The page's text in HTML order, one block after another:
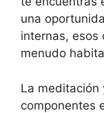
una
internas, esos
menudo
La meditación
componentes